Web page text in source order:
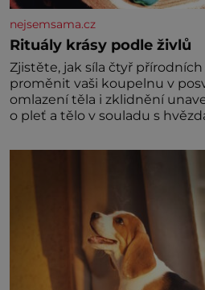
nejsemsama.cz
Rituály krásy podle živlů
Zjistěte, jak síla čtyř
proměnit vaši koupelnu v
omlazení těla i zklidnění
o pleť a tělo v souladu s
naší povaze, ale i v potřebách
znamení Ženy narozené ve
Střelce v sobě nesou žár,